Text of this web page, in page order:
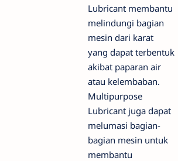
Lubricant membantu
melindungi bagian
mesin dari karat
yang dapat terbentuk
akibat paparan air
atau kelembaban.
Multipurpose
Lubricant juga dapat
melumasi bagian-
bagian mesin untuk
membantu